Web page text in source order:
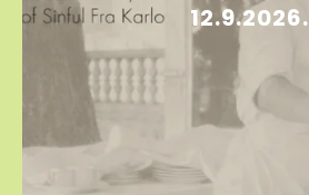
12.9.2026.